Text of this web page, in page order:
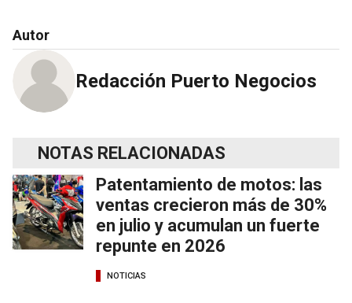
Autor
Redacción Puerto Negocios
NOTAS RELACIONADAS
Patentamiento de motos: las
ventas crecieron más de 30%
en julio y acumulan un fuerte
repunte en 2026
NOTICIAS